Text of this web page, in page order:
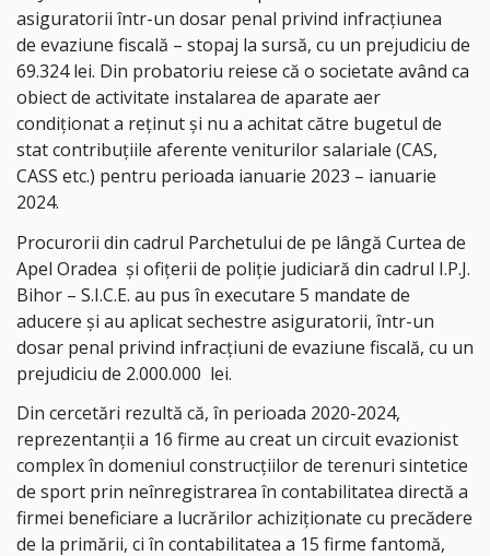
asiguratorii într-un dosar penal privind infracțiunea
de evaziune fiscală – stopaj la sursă, cu un prejudiciu de
69.324 lei. Din probatoriu reiese că o societate având ca
obiect de activitate instalarea de aparate aer
condiționat a reținut şi nu a achitat către bugetul de
stat contribuțiile aferente veniturilor salariale (CAS,
CASS etc.) pentru perioada ianuarie 2023 – ianuarie
2024.
Procurorii din cadrul Parchetului de pe lângă Curtea de
Apel Oradea și ofițerii de poliție judiciară din cadrul I.P.J.
Bihor – S.I.C.E. au pus în executare 5 mandate de
aducere şi au aplicat sechestre asiguratorii, într-un
dosar penal privind infracțiuni de evaziune fiscală, cu un
prejudiciu de 2.000.000 lei.
Din cercetări rezultă că, în perioada 2020-2024,
reprezentanții a 16 firme au creat un circuit evazionist
complex în domeniul construcțiilor de terenuri sintetice
de sport prin neînregistrarea în contabilitatea directă a
firmei beneficiare a lucrărilor achiziționate cu precădere
de la primării, ci în contabilitatea a 15 firme fantomă,